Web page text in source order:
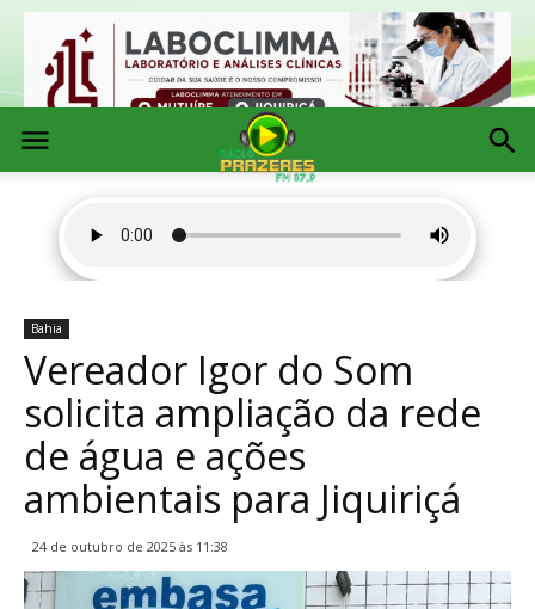
Bahia
Vereador Igor do Som
solicita ampliação da rede
de água e ações
ambientais para Jiquiriçá
24 de outubro de 2025 às 11:38